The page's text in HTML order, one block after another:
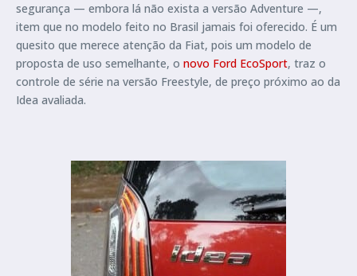
segurança — embora lá não exista a versão Adventure —,
item que no modelo feito no Brasil jamais foi oferecido. É um
quesito que merece atenção da Fiat, pois um modelo de
proposta de uso semelhante, o novo Ford EcoSport, traz o
controle de série na versão Freestyle, de preço próximo ao da
Idea avaliada.